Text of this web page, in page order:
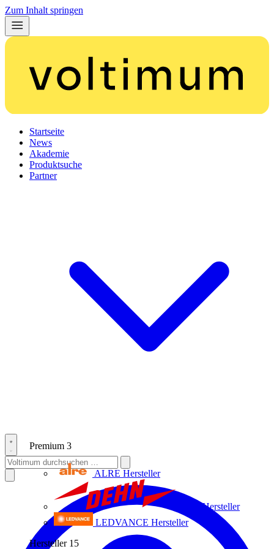
Zum Inhalt springen
Startseite
News
Akademie
Produktsuche
Partner
Premium 3
ALRE Hersteller
Hersteller
LEDVANCE Hersteller
Hersteller 15